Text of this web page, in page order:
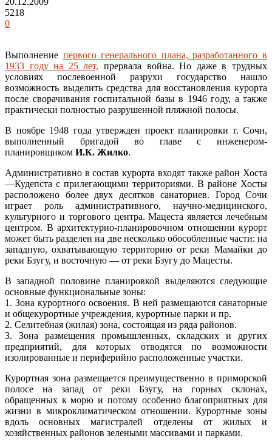
5218
0
Выполнение первого генерального плана, разработанного в
1933 году на 25 лет, прервала война. Но даже в трудных
условиях послевоенной разрухи государство нашло
возможность выделить средства для восстановления курорта
после сворачивания госпитальной базы в 1946 году, а также
практически полностью разрушенной пляжной полосы.
В ноябре 1948 года утвержден проект планировки г. Сочи,
выполненный бригадой во главе с инженером-
планировщиком И.К. Жилко.
Административно в состав курорта входят также район Хоста
—Кудепста с прилегающими территориями. В районе Хосты
расположено более двух десятков санаториев. Город Сочи
играет роль административного, научно-медицинского,
культурного и торгового центра. Мацеста является лечебным
центром. В архитектурно-планировочном отношении курорт
может быть разделен на две несколько обособленные части: на
западную, охватывающую территорию от реки Мамайки до
реки Бзугу, и восточную — от реки Бзугу до Мацесты.
В западной половине планировкой выделяются следующие
основные функциональные зоны:
1. Зона курортного освоения. В ней размещаются санаторные
и общекурортные учреждения, курортные парки и пр.
2. Селитебная (жилая) зона, состоящая из ряда районов.
3. Зона размещения промышленных, складских и других
предприятий, для которых отводятся по возможности
изолированные и периферийно расположенные участки.
Курортная зона размещается преимущественно в приморской
полосе на запад от реки Бзугу, на горных склонах,
обращенных к морю и потому особенно благоприятных для
жизни в микроклиматическом отношении. Курортные зоны
вдоль основных магистралей отделены от жилых и
хозяйственных районов зелеными массивами и парками.